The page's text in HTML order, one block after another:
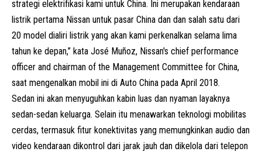
strategi elektrifikasi kami untuk China. Ini merupakan kendaraan
listrik pertama Nissan untuk pasar China dan dan salah satu dari
20 model dialiri listrik yang akan kami perkenalkan selama lima
tahun ke depan,” kata José Muñoz, Nissan's chief performance
officer and chairman of the Management Committee for China,
saat mengenalkan mobil ini di Auto China pada April 2018.
Sedan ini akan menyuguhkan kabin luas dan nyaman layaknya
sedan-sedan keluarga. Selain itu menawarkan teknologi mobilitas
cerdas, termasuk fitur konektivitas yang memungkinkan audio dan
video kendaraan dikontrol dari jarak jauh dan dikelola dari telepon